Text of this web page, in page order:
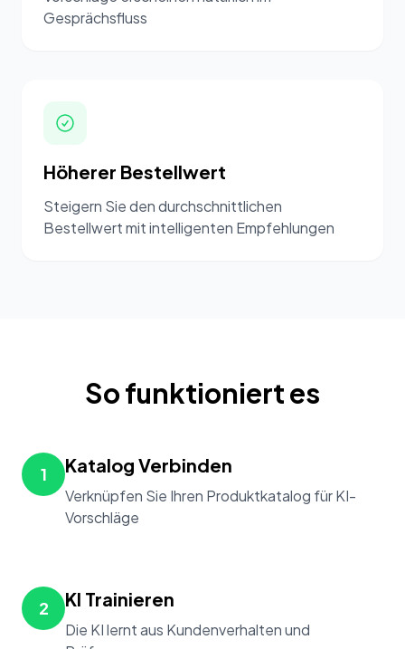
Gesprächsfluss
Höherer Bestellwert
Steigern Sie den durchschnittlichen
Bestellwert mit intelligenten Empfehlungen
So funktioniert es
1 Katalog Verbinden
Verknüpfen Sie Ihren Produktkatalog für KI-
Vorschläge
2 KI Trainieren
Die KI lernt aus Kundenverhalten und